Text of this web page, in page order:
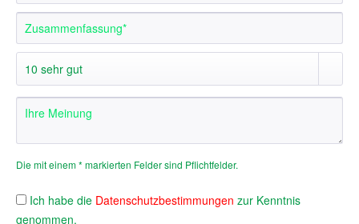
Die mit einem * markierten Felder sind Pflichtfelder.
Ich habe die Datenschutzbestimmungen zur Kenntnis
genommen.